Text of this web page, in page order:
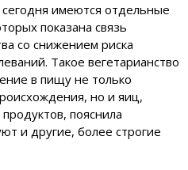
имеются отдельные
показана связь
со снижением риска
Такое вегетарианство
в пищу не только
но и яиц,
пояснила
и другие, более строгие